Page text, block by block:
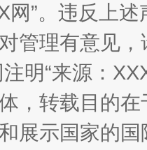
网”。违反上
管理有意见
注明“来源：
，转载目的
展示国家的